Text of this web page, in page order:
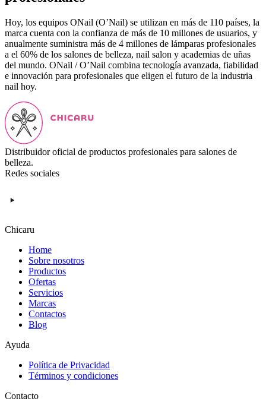
Hoy, los equipos ONail (O’Nail) se utilizan en más de 110 países, la
marca cuenta con la confianza de más de 10 millones de usuarios, y
anualmente suministra más de 4 millones de lámparas profesionales
a el 60% de los salones de belleza, nail salon y academias de uñas
del mundo. ONail / O’Nail combina tecnología avanzada, fiabilidad
e innovación para profesionales que eligen el futuro de la industria
nail hoy.
Distribuidor oficial de productos profesionales para salones de
belleza.
Redes sociales
Chicaru
Home
Sobre nosotros
Productos
Ofertas
Servicios
Marcas
Contactos
Blog
Ayuda
Política de Privacidad
Términos y condiciones
Contacto